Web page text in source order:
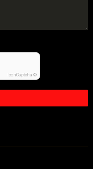
IconCaptcha ©